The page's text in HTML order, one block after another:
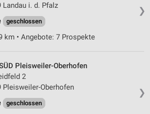
❯
Landau i. d. Pfalz
geschlossen
km • Angebote: 7 Prospekte
❯
Pleisweiler-Oberhofen
2
Pleisweiler-Oberhofen
geschlossen